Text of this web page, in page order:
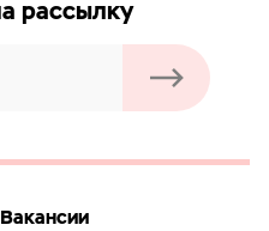
рассылку
Вакансии